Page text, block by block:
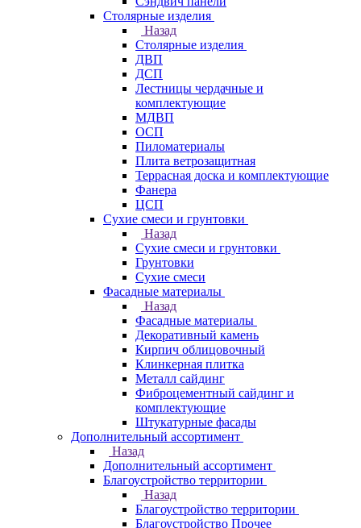
Столярные изделия
Назад
Столярные изделия
ДВП
ДСП
Лестницы чердачные и
комплектующие
МДВП
ОСП
Пиломатериалы
Плита ветрозащитная
Террасная доска и комплектующие
Фанера
ЦСП
Сухие смеси и грунтовки
Назад
Сухие смеси и грунтовки
Грунтовки
Сухие смеси
Фасадные материалы
Назад
Фасадные материалы
Декоративный камень
Кирпич облицовочный
Клинкерная плитка
Металл сайдинг
Фиброцементный сайдинг и
комплектующие
Штукатурные фасады
Дополнительный ассортимент
Назад
Дополнительный ассортимент
Благоустройство территории
Назад
Благоустройство территории
Благоустройство Прочее